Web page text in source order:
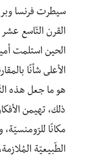
سيطرت فرنسا
القرن التّاسع
الحين استلمت
الأعلى شأنًا
هو ما جعل هذه
ذلك، تهيمن
مكانًا
الطّبيعيّة